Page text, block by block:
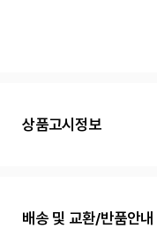
상품고시정보
배송 및 교환/반품안내